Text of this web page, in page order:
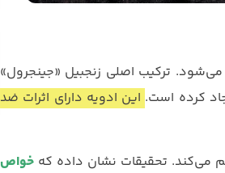
ترکیب اصلی زنجبیل «جینجرول»
کرده است. این ادویه دارای اثرات ضد
می‌کند. تحقیقات نشان داده که خواص